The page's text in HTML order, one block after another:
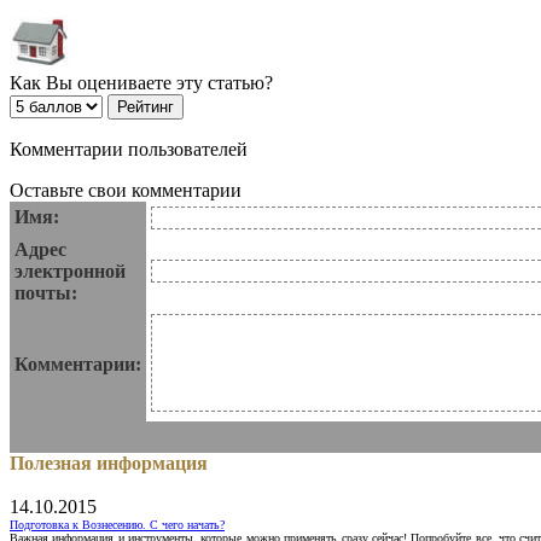
Как Вы оцениваете эту статью?
Комментарии пользователей
Оставьте свои комментарии
Имя:
Адрес
электронной
почты:
Комментарии:
Полезная информация
14.10.2015
Подготовка к Вознесению. С чего начать?
Важная информация и инструменты, которые можно применять сразу сейчас! Попробуйте все, что